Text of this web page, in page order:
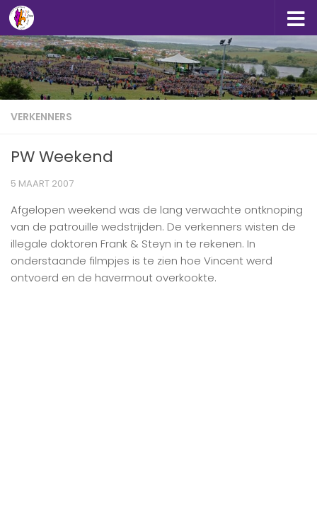
Doorgaan naar inhoud
VERKENNERS
PW Weekend
5 MAART 2007
Afgelopen weekend was de lang verwachte ontknoping
van de patrouille wedstrijden. De verkenners wisten de
illegale doktoren Frank & Steyn in te rekenen. In
onderstaande filmpjes is te zien hoe Vincent werd
ontvoerd en de havermout overkookte.